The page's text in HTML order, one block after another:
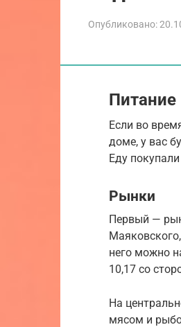
Опубликовано:
Питание
Если во
доме, у вас
Еду
Рынки
Первый —
него можно
10,17 со
На
мясом и